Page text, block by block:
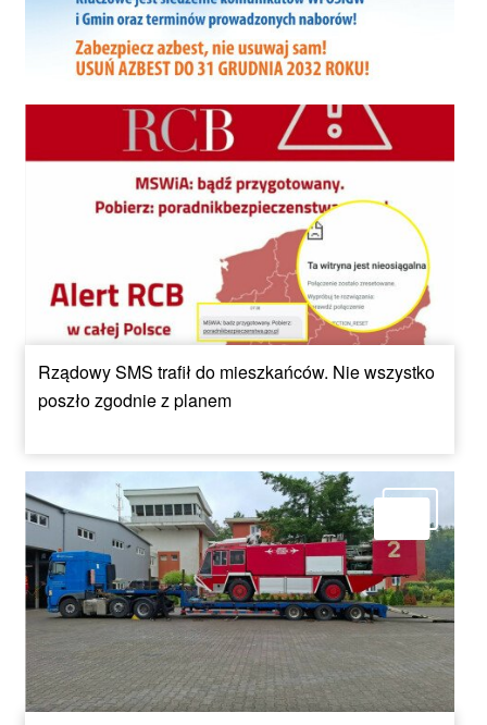
Rządowy SMS trafił do mieszkańców. Nie wszystko
poszło zgodnie z planem